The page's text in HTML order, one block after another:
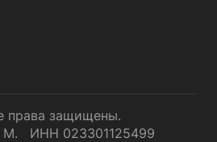
права защищены.
М. ИНН 023301125499